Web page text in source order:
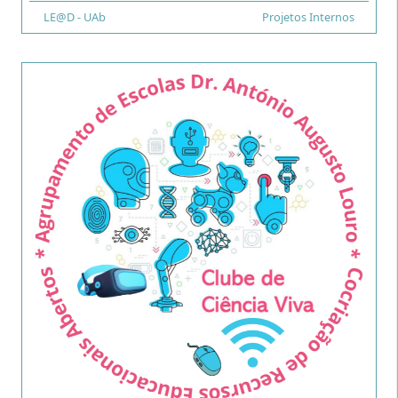
Financiamento
LE@D - UAb
Tipo Projetos Internos